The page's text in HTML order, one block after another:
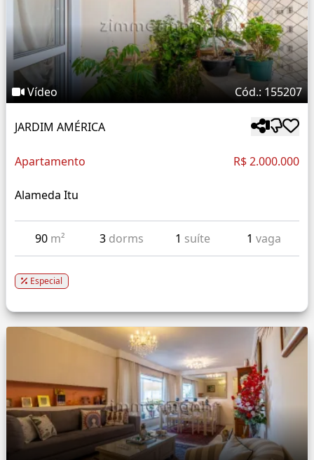
Vídeo Cód.: 155207
JARDIM AMÉRICA
Apartamento R$ 2.000.000
Alameda Itu
90 m² 3 dorms 1 suíte 1 vaga
Especial